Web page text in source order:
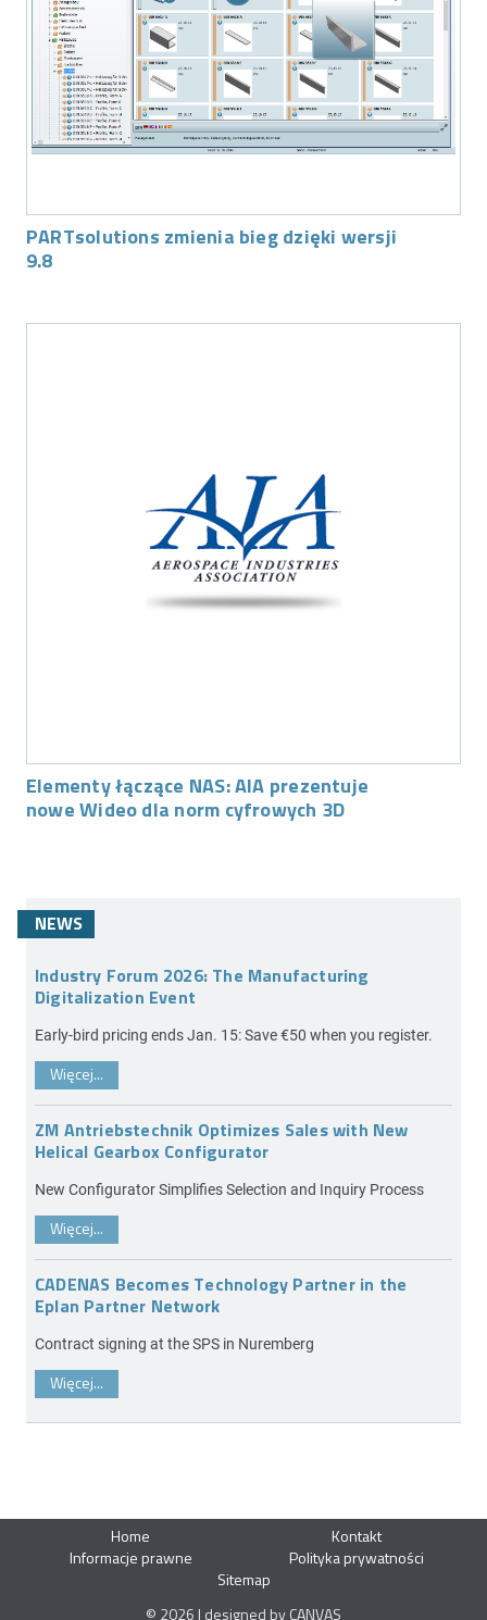
PARTsolutions zmienia bieg dzięki wersji
9.8
Elementy łączące NAS: AIA prezentuje
nowe Wideo dla norm cyfrowych 3D
NEWS
Industry Forum 2026: The Manufacturing
Digitalization Event
Early-bird pricing ends Jan. 15: Save €50 when you register.
Więcej...
ZM Antriebstechnik Optimizes Sales with New
Helical Gearbox Configurator
New Configurator Simplifies Selection and Inquiry Process
Więcej...
CADENAS Becomes Technology Partner in the
Eplan Partner Network
Contract signing at the SPS in Nuremberg
Więcej...
Home
Kontakt
Informacje prawne
Polityka prywatności
Sitemap
© 2026 | designed by CANVAS